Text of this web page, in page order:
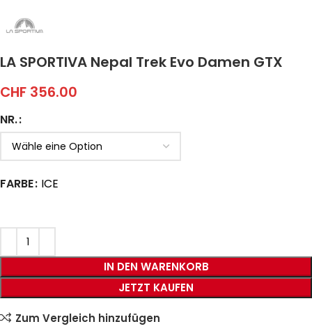
LA SPORTIVA Nepal Trek Evo Damen GTX
CHF 356.00
NR.
FARBE ICE
IN DEN WARENKORB
JETZT KAUFEN
Zum Vergleich hinzufügen